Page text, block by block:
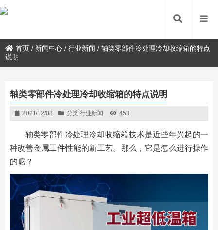
首页 / 新闻中心 /行业新闻 /轴类零部件冷处理冷却收缩箱的特点
说明
轴类零部件冷处理冷却收缩箱的特点说明
2021/12/08 分类:行业新闻 453
轴类零部件冷处理冷却收缩箱技术是近些年兴起的一
种改善金属工件性能的新工艺。那么，它是怎么进行操作
的呢？